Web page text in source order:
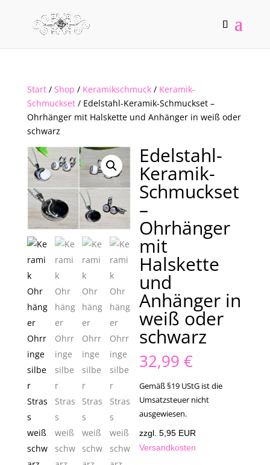
Start/ Shop / Keramikschmuck/ Keramik-
Schmuckset/ Edelstahl-Keramik-Schmuckset –
Ohrhänger mit Halskette und Anhänger in weiß oder
schwarz
Edelstahl-
Keramik-
Schmuckset
–
Ohrhänger
mit
Halskette
und
Anhänger in
weiß oder
schwarz
32,99€
Gemäß §19 UStG ist die
Umsatzsteuer nicht
ausgewiesen.
zzgl. 5,95 EUR
Versandkosten